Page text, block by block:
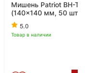
Мишень Patriot BH-
(140x140 мм, 50 шт)
5.0
Товар в наличии